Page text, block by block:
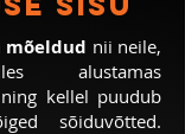
mõeldud nii neile,
alustamas
kellel puudub
sõiduvõtted.